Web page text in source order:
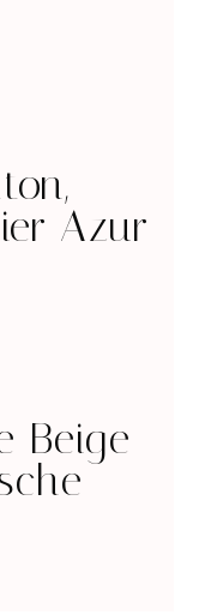
Azur
Beige